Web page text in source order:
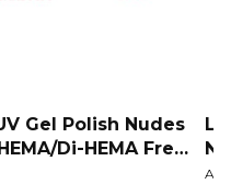
Gel Polish Nudes
Di-HEMA Free